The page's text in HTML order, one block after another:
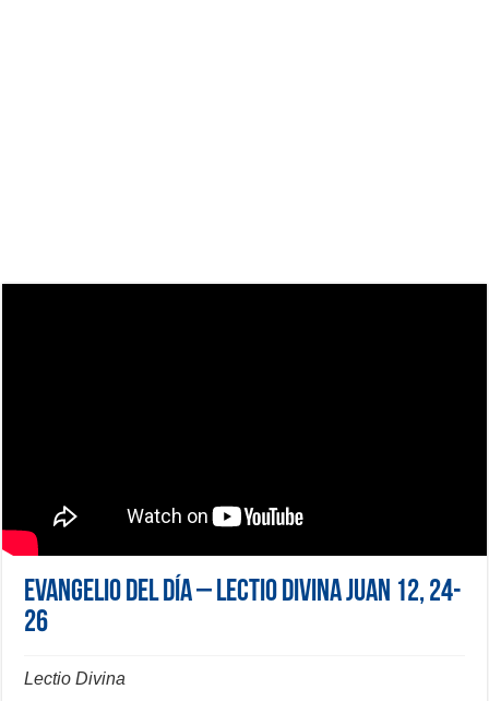
Evangelio del día – Lectio Divina Juan 12, 24-
26
Lectio Divina